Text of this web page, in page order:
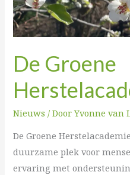
De Groene
Nieuws / DoorYvonne van
De Groene
duurzame plek voor
ervaring met